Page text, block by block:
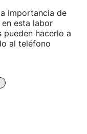
importancia de
esta labor
pueden hacerlo a
al teléfono